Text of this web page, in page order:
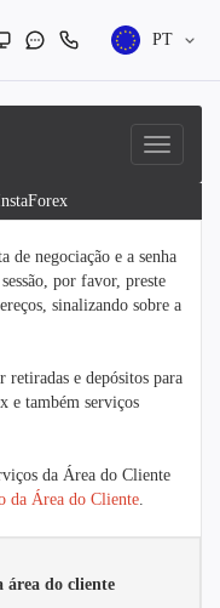
PT
de negociação e a senha
por favor, preste
sinalizando sobre a
retiradas e depósitos para
e também serviços
da Área do Cliente
da Área do Cliente.
área do cliente